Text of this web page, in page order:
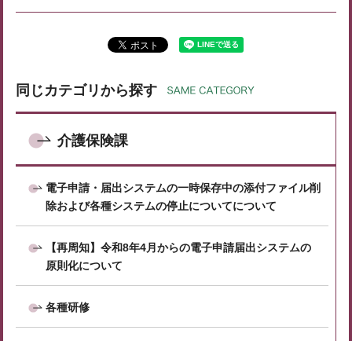
同じカテゴリから探す
介護保険課
電子申請・届出システムの一時保存中の添付ファイル削
除および各種システムの停止についてについて
【再周知】令和8年4月からの電子申請届出システムの
原則化について
各種研修